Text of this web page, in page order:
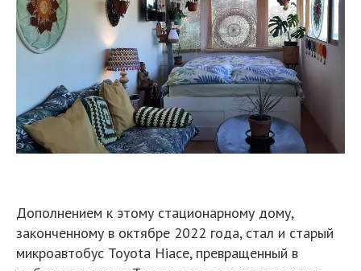
Дополнением к этому стационарному дому,
законченному в октябре 2022 года, стал и старый
микроавтобус Toyota Hiace, превращенный в